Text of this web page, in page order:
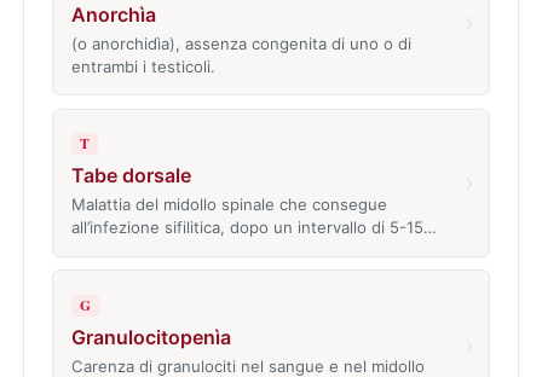
Anorchìa
(o anorchidìa), assenza congenita di uno o di
entrambi i testicoli.
T
Tabe dorsale
Malattia del midollo spinale che consegue
all’infezione sifilitica, dopo un intervallo di 5-15…
G
Granulocitopenìa
Carenza di granulociti nel sangue e nel midollo